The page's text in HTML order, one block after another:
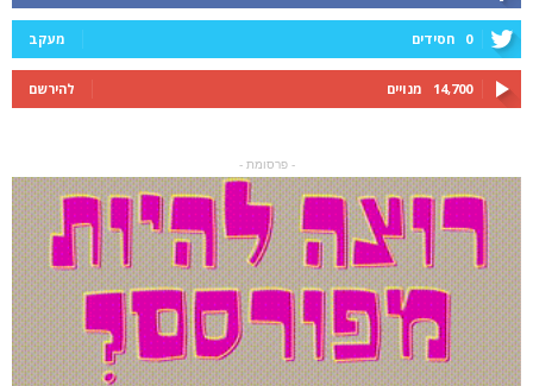
0 חסידים מעקב
14,700 מנויים להירשם
- פרסומת -